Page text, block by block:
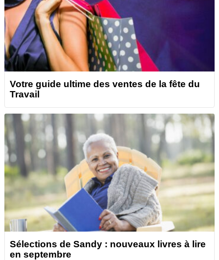
Votre guide ultime des ventes de la fête du
Travail
Sélections de Sandy : nouveaux livres à lire
en septembre